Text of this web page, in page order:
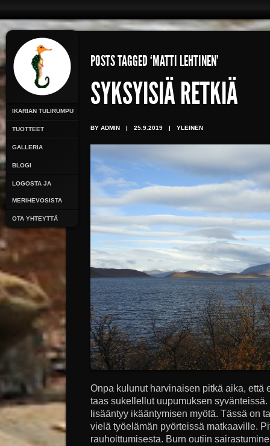
IKARIAN TULIRUMPU
TUOTTEET
GALLERIA
BLOGI
LOGOSTA JA
MERIHEVOSISTA
OTA YHTEYTTÄ
POSTS TAGGED ‘MATTI LEHTINEN’
SYKSYISIÄ RETKIÄ
BY ADMIN | 25.9.2019 | YLEINEN
Onpa kulunut harvinaisen pitkä aika, että
taas sukellellut uupumuksen
lisääntyy ikääntymisen myötä. Tässä on
vielä työelämän pyörteissä matkaaville.
rauhoittumisesta. Burn outiin